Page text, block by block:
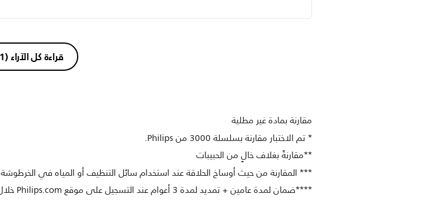
قراءة كل الآراء(1)
مقارنة بمادة غير مطلية
* تم الاختبار مقارنة بسلسلة 3000 من Philips.
**مقارنةً بغلاف خالٍ من الحبيبات
*** المقارنة من حيث أوساخ الحلاقة عند استخدام سائل التنظيف أو المياه في الخرطوشة
****ضمان لمدة عامين + تمديد لمدة 3 أعوام عند التسجيل على موقع Philips.com خلال 90 يومًا من تاريخ الشراء.